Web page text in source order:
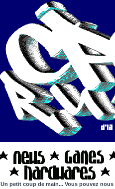
Un petit coup de main... Vous pouvez